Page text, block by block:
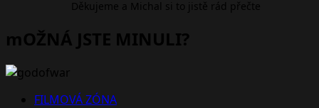
Děkujeme a Michal si to jistě rád přečte
mOŽNÁ JSTE MINULI?
FILMOVÁ ZÓNA